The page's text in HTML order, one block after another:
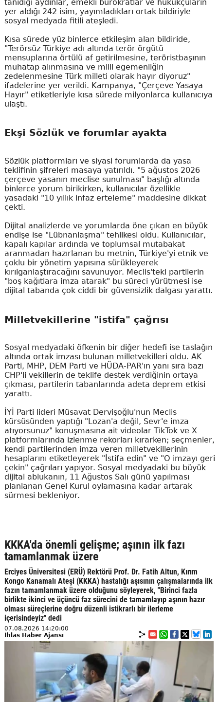
tanıdığı aydınlar, emekli bürokratlar ve hukukçuların
yer aldığı 242 isim, yayımladıkları ortak bildiriyle
sosyal medyada fitili ateşledi.
Kısa sürede yüz binlerce etkileşim alan bildiride,
"Terörsüz Türkiye adı altında terör örgütü
mensuplarına örtülü af getirilmesine, teröristbaşının
muhatap alınmasına ve milli egemenliğin
zedelenmesine Türk milleti olarak hayır diyoruz"
ifadelerine yer verildi. Kampanya, "Çerçeve Yasaya
Hayır" etiketleriyle kısa sürede milyonlarca kullanıcıya
ulaştı.
Ekşi Sözlük ve forumlar ayakta
Sözlük platformları ve siyasi forumlarda da yasa
teklifinin şifreleri masaya yatırıldı. "5 ağustos 2026
çerçeve yasanın meclise sunulması" başlığı altında
binlerce yorum birikirken, kullanıcılar özellikle
yasadaki "10 yıllık infaz erteleme" maddesine dikkat
çekti.
Dijital analizlerde ve yorumlarda öne çıkan en büyük
endişe ise "Lübnanlaşma" tehlikesi oldu. Kullanıcılar,
kapalı kapılar ardında ve toplumsal mutabakat
aranmadan hazırlanan bu metnin, Türkiye'yi etnik ve
çoklu bir yönetim yapısına sürükleyerek
kırılganlaştıracağını savunuyor. Meclis'teki partilerin
"boş kağıtlara imza atarak" bu süreci yürütmesi ise
dijital tabanda çok ciddi bir güvensizlik dalgası yarattı.
Milletvekillerine "istifa" çağrısı
Sosyal medyadaki öfkenin bir diğer hedefi ise taslağın
altında ortak imzası bulunan milletvekilleri oldu. AK
Parti, MHP, DEM Parti ve HÜDA-PAR'ın yanı sıra bazı
CHP'li vekillerin de teklife destek verdiğinin ortaya
çıkması, partilerin tabanlarında adeta deprem etkisi
yarattı.
İYİ Parti lideri Müsavat Dervişoğlu'nun Meclis
kürsüsünden yaptığı "Lozan'a değil, Sevr'e imza
atıyorsunuz" konuşmasına ait videolar TikTok ve X
platformlarında izlenme rekorları kırarken; seçmenler,
kendi partilerinden imza veren milletvekillerinin
hesaplarını etiketleyerek "İstifa edin" ve "O imzayı geri
çekin" çağrıları yapıyor. Sosyal medyadaki bu büyük
dijital ablukanın, 11 Ağustos Salı günü yapılması
planlanan Genel Kurul oylamasına kadar artarak
sürmesi bekleniyor.
KKKA'da önemli gelişme; aşının ilk fazı
tamamlanmak üzere
Erciyes Üniversitesi (ERÜ) Rektörü Prof. Dr. Fatih Altun, Kırım
Kongo Kanamalı Ateşi (KKKA) hastalığı aşısının çalışmalarında ilk
fazın tamamlanmak üzere olduğunu söyleyerek, "Birinci fazla
birlikte ikinci ve üçüncü faz sürecini de tamamlayıp aşının hazır
olması süreçlerine doğru düzenli istikrarlı bir ilerleme
içerisindeyiz" dedi
07.08.2026 14:20:00
İhlas Haber Ajansı